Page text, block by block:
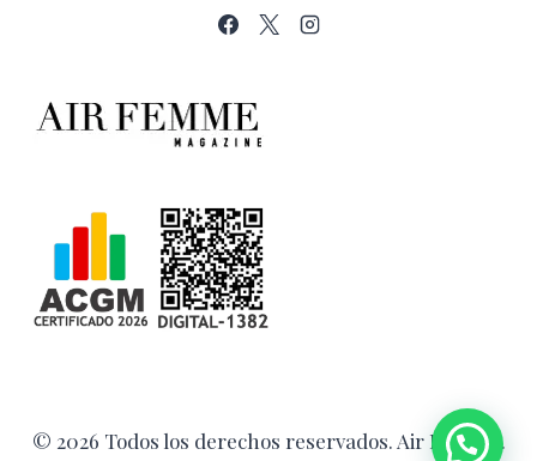
© 2026 Todos los derechos reservados. Air Femme.